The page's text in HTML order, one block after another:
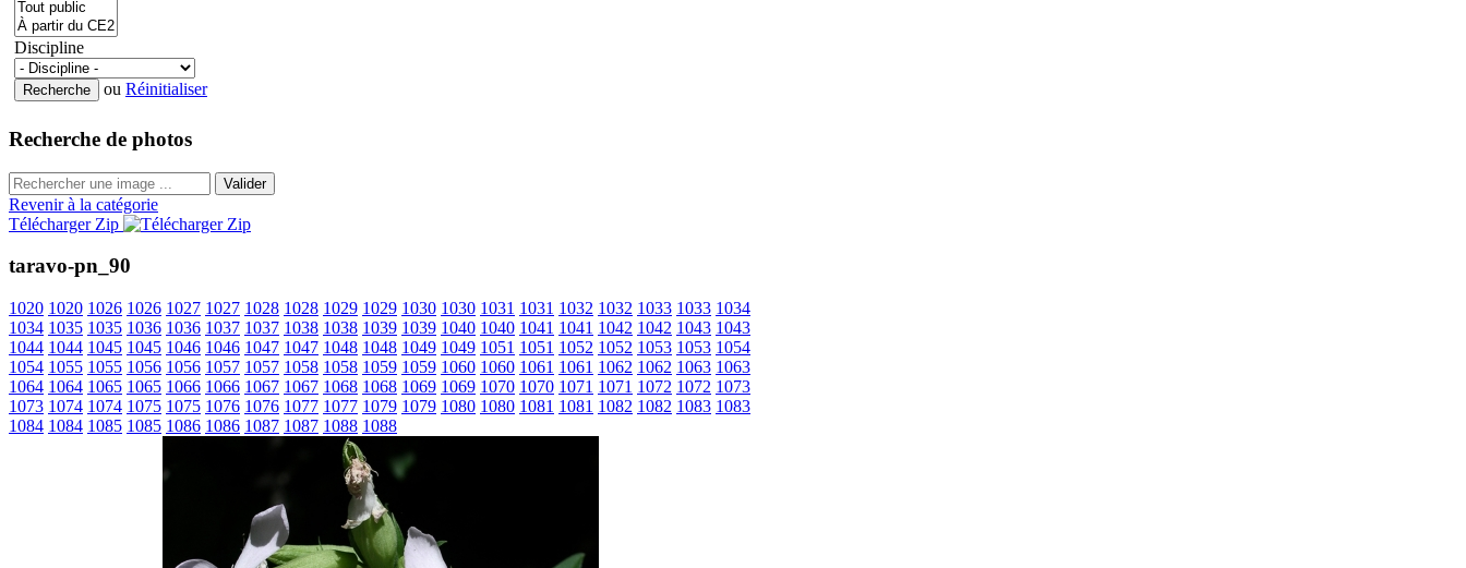
Discipline
ou Réinitialiser
Recherche de photos
Valider
Revenir à la catégorie
Télécharger Zip
taravo-pn_90
1020 1020 1026 1026 1027 1027 1028 1028 1029 1029 1030 1030 1031 1031 1032 1032 1033 1033 1034
1034 1035 1035 1036 1036 1037 1037 1038 1038 1039 1039 1040 1040 1041 1041 1042 1042 1043 1043
1044 1044 1045 1045 1046 1046 1047 1047 1048 1048 1049 1049 1051 1051 1052 1052 1053 1053 1054
1054 1055 1055 1056 1056 1057 1057 1058 1058 1059 1059 1060 1060 1061 1061 1062 1062 1063 1063
1064 1064 1065 1065 1066 1066 1067 1067 1068 1068 1069 1069 1070 1070 1071 1071 1072 1072 1073
1073 1074 1074 1075 1075 1076 1076 1077 1077 1079 1079 1080 1080 1081 1081 1082 1082 1083 1083
1084 1084 1085 1085 1086 1086 1087 1087 1088 1088